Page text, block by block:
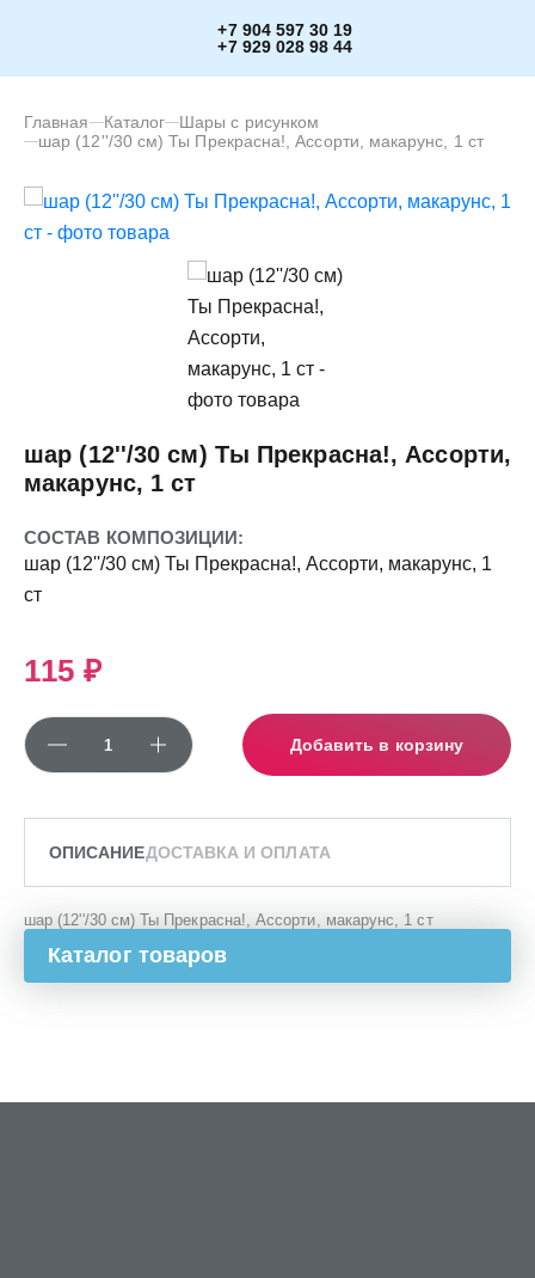
+7 904 597 30 19
+7 929 028 98 44
Главная Каталог
Шары с рисунком
шар (12''/30 см) Ты Прекрасна!, Ассорти, макарунс, 1 ст
Каталог товаров
шар (12''/30 см) Ты Прекрасна!, Ассорти,
макарунс, 1 ст
СОСТАВ КОМПОЗИЦИИ:
шар (12''/30 см) Ты Прекрасна!, Ассорти, макарунс, 1
ст
115 ₽
Добавить в корзину
ОПИСАНИЕДОСТАВКА И ОПЛАТА
шар (12''/30 см) Ты Прекрасна!, Ассорти, макарунс, 1 ст